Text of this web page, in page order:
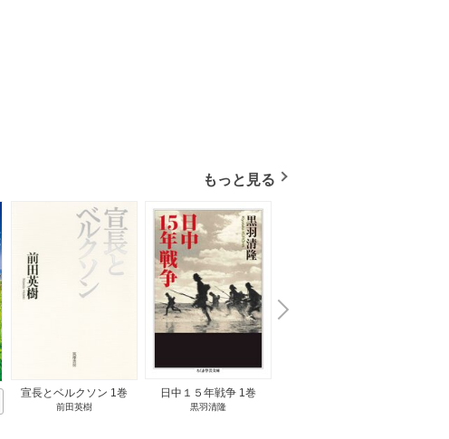
もっと見る
宣長とベルクソン 1巻
前田英樹
日中１５年戦争 1巻
黒羽清隆
N
e
x
t